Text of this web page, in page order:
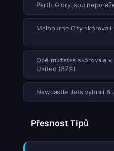
Perth Glory jsou
Melbourne City skórovali
Obě mužstva skórovala
United (87%)
Newcastle Jets vyhráli 6
Přesnost Tipů